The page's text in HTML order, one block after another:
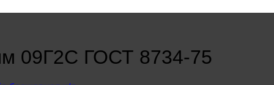
09Г2С ГОСТ 8734-75